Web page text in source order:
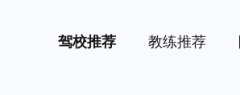
驾校推荐 教练推荐